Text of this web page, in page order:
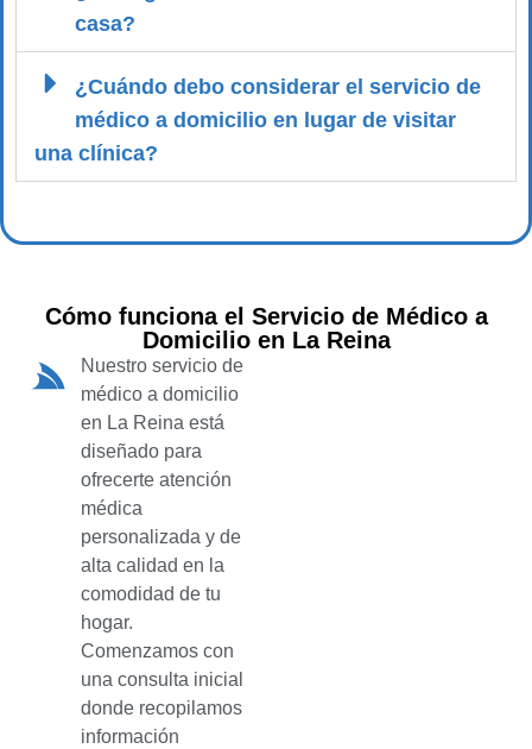
casa?
¿Cuándo debo considerar el servicio de
médico a domicilio en lugar de visitar
una clínica?
Cómo funciona el Servicio de Médico a
Domicilio en La Reina
Nuestro servicio de
médico a domicilio
en La Reina está
diseñado para
ofrecerte atención
médica
personalizada y de
alta calidad en la
comodidad de tu
hogar.
Comenzamos con
una consulta inicial
donde recopilamos
información